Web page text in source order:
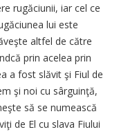
rugăciunii, iar cel ce
lui este
altfel de către
prin acelea prin
a fost slăvit şi Fiul de
şi noi cu sârguinţă,
să se numească
de El cu slava Fiului